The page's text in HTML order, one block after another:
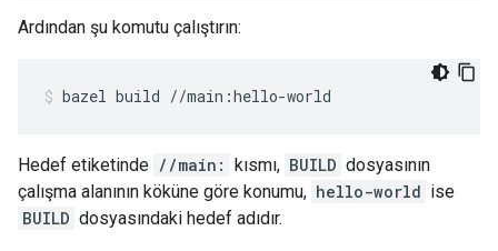
Ardından şu komutu çalıştırın:
bazel build //main:hello-world
Hedef etiketinde //main: kısmı, BUILD dosyasının
çalışma alanının köküne göre konumu, hello-world ise
BUILD dosyasındaki hedef adıdır.